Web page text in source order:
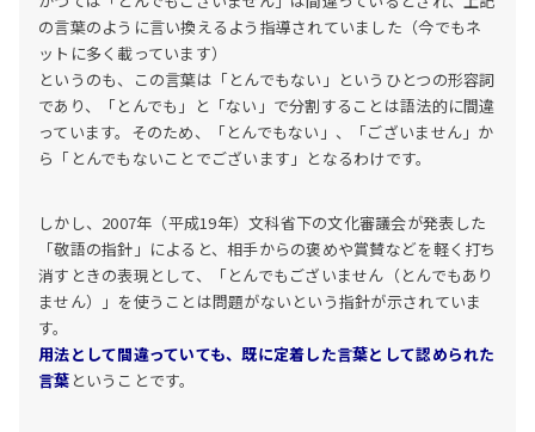
の言葉のように言い換えるよう指導されていました（今でもネ
ットに多く載っています）
というのも、この言葉は「とんでもない」というひとつの形容詞
であり、「とんでも」と「ない」で分割することは語法的に間違
っています。そのため、「とんでもない」、「ございません」か
ら「とんでもないことでございます」となるわけです。
しかし、2007年（平成19年）文科省下の文化審議会が発表した
「敬語の指針」によると、相手からの褒めや賞賛などを軽く打ち
消すときの表現として、「とんでもございません（とんでもあり
ません）」を使うことは問題がないという指針が示されていま
す。
用法として間違っていても、既に定着した言葉として認められた
言葉 ということです。